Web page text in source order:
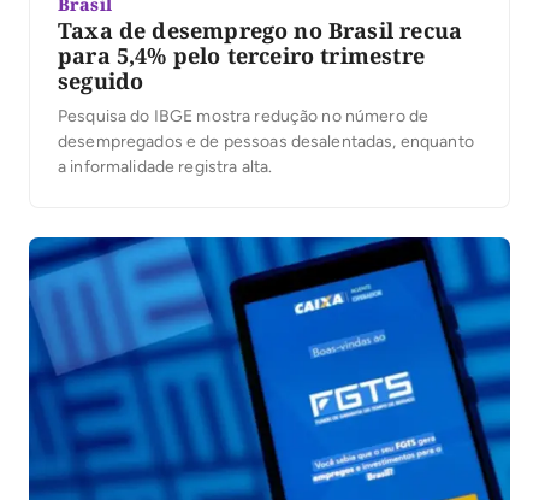
Taxa de desemprego no Brasil recua
para 5,4% pelo terceiro trimestre
seguido
Pesquisa do IBGE mostra redução no número de
desempregados e de pessoas desalentadas, enquanto
a informalidade registra alta.